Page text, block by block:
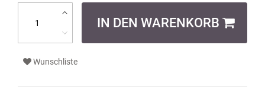
IN DEN WARENKORB
Wunschliste